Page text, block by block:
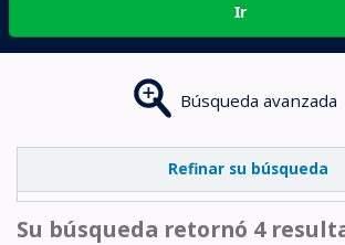
Ir
Búsqueda avanzada
Refinar su búsqueda
Su búsqueda retornó 4